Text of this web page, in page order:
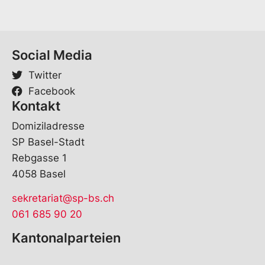
Social Media
Twitter
Facebook
Kontakt
Domiziladresse
SP Basel-Stadt
Rebgasse 1
4058 Basel
sekretariat@sp-bs.ch
061 685 90 20
Kantonalparteien